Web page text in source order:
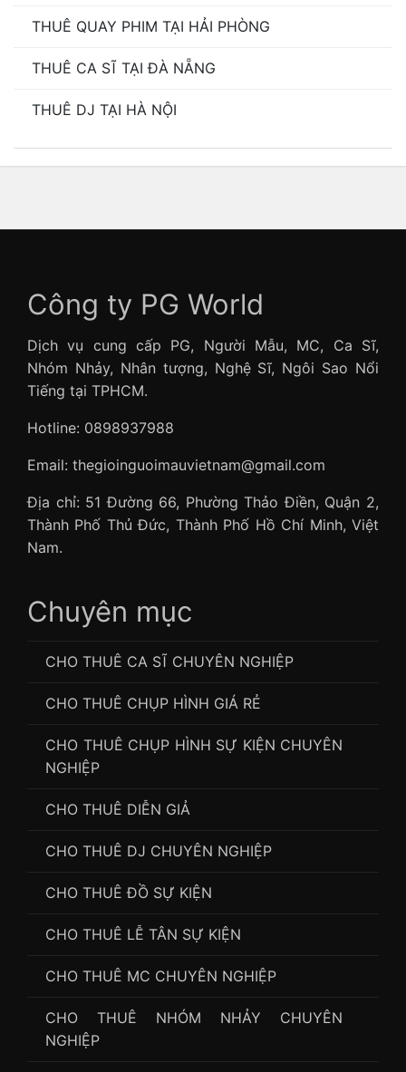
THUÊ QUAY PHIM TẠI HẢI PHÒNG
THUÊ CA SĨ TẠI ĐÀ NẴNG
THUÊ DJ TẠI HÀ NỘI
Công ty PG World
Dịch vụ cung cấp PG, Người Mẫu, MC, Ca Sĩ,
Nhóm Nhảy, Nhân tượng, Nghệ Sĩ, Ngôi Sao Nổi
Tiếng tại TPHCM.
Hotline: 0898937988
Email: thegioinguoimauvietnam@gmail.com
Địa chỉ: 51 Đường 66, Phường Thảo Điền, Quận 2,
Thành Phố Thủ Đức, Thành Phố Hồ Chí Minh, Việt
Nam.
Chuyên mục
CHO THUÊ CA SĨ CHUYÊN NGHIỆP
CHO THUÊ CHỤP HÌNH GIÁ RẺ
CHO THUÊ CHỤP HÌNH SỰ KIỆN CHUYÊN
NGHIỆP
CHO THUÊ DIỄN GIẢ
CHO THUÊ DJ CHUYÊN NGHIỆP
CHO THUÊ ĐỒ SỰ KIỆN
CHO THUÊ LỄ TÂN SỰ KIỆN
CHO THUÊ MC CHUYÊN NGHIỆP
CHO THUÊ NHÓM NHẢY CHUYÊN
NGHIỆP